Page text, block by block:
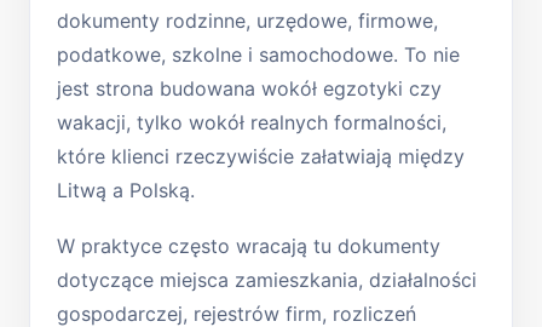
dokumenty rodzinne, urzędowe, firmowe,
podatkowe, szkolne i samochodowe. To nie
jest strona budowana wokół egzotyki czy
wakacji, tylko wokół realnych formalności,
które klienci rzeczywiście załatwiają między
Litwą a Polską.
W praktyce często wracają tu dokumenty
dotyczące miejsca zamieszkania, działalności
gospodarczej, rejestrów firm, rozliczeń